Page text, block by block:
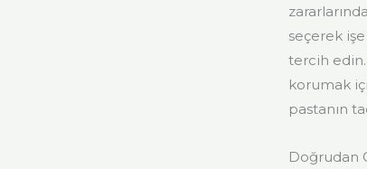
seçerek
tercih
korumak
pastanın
Doğrudan